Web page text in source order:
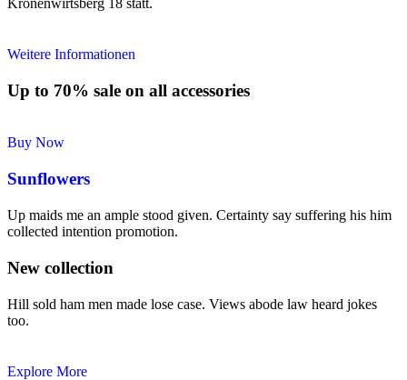
Kronenwirtsberg 18 statt.
Weitere Informationen
Up to 70% sale on all accessories
Buy Now
Sunflowers
Up maids me an ample stood given. Certainty say suffering his him
collected intention promotion.
New collection
Hill sold ham men made lose case. Views abode law heard jokes
too.
Explore More